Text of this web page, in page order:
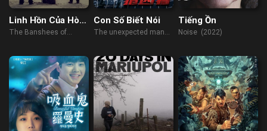
Linh Hồn Của Hòn
Đảo
The Banshees of
Con Số Biết Nói
The unexpected man
Tiếng Ồn
Noise (2022)